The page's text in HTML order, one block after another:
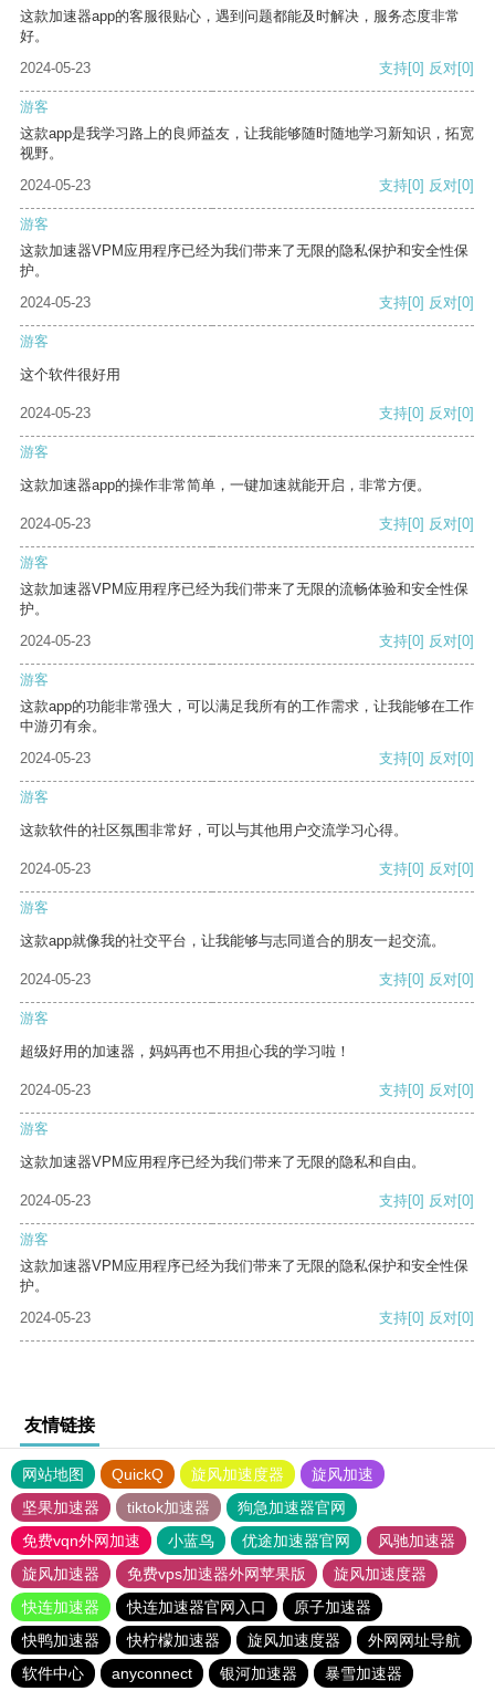
这款加速器app的客服很贴心，遇到问题都能及时解决，服务态度非常
好。
2024-05-23
支持[0] 反对[0]
游客
这款app是我学习路上的良师益友，让我能够随时随地学习新知识，拓宽
视野。
2024-05-23
支持[0] 反对[0]
游客
这款加速器VPM应用程序已经为我们带来了无限的隐私保护和安全性保
护。
2024-05-23
支持[0] 反对[0]
游客
这个软件很好用
2024-05-23 支持[0] 反对[0]
游客
这款加速器app的操作非常简单，一键加速就能开启，非常方便。
2024-05-23 支持[0] 反对[0]
游客
这款加速器VPM应用程序已经为我们带来了无限的流畅体验和安全性保
护。
2024-05-23
支持[0] 反对[0]
游客
这款app的功能非常强大，可以满足我所有的工作需求，让我能够在工作
中游刃有余。
2024-05-23
支持[0] 反对[0]
游客
这款软件的社区氛围非常好，可以与其他用户交流学习心得。
2024-05-23 支持[0] 反对[0]
游客
这款app就像我的社交平台，让我能够与志同道合的朋友一起交流。
2024-05-23 支持[0] 反对[0]
游客
超级好用的加速器，妈妈再也不用担心我的学习啦！
2024-05-23 支持[0] 反对[0]
游客
这款加速器VPM应用程序已经为我们带来了无限的隐私和自由。
2024-05-23 支持[0] 反对[0]
游客
这款加速器VPM应用程序已经为我们带来了无限的隐私保护和安全性保
护。
2024-05-23
支持[0] 反对[0]
友情链接
网站地图 QuickQ 旋风加速度器
旋风加速
坚果加速器
tiktok加速器
狗急加速器官网
免费vqn外网加速
小蓝鸟 优途加速器官网
风驰加速器
旋风加速器
免费vps加速器外网苹果版
旋风加速度器
快连加速器
快连加速器官网入口
原子加速器
快鸭加速器
快柠檬加速器 旋风加速度器
外网网址导航
软件中心
anyconnect 银河加速器 暴雪加速器